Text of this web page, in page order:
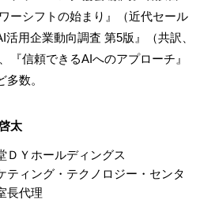
ーシフトの始まり』（近代セール
用企業動向調査 第5版』（共訳、
『信頼できるAIへのアプローチ』
多数。
太
ＤＹホールディングス
ティング・テクノロジー・センタ
代理